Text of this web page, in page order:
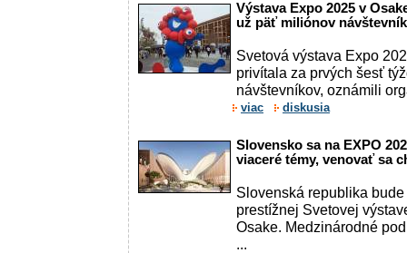
Výstava Expo 2025 v
už päť miliónov
Svetová výstava Expo
privítala za prvých šesť
návštevníkov, oznámili
viac diskusia
Slovensko sa na EXPO
viaceré témy, venovať sa
Slovenská republika
prestížnej Svetovej
Osake. Medzinárodné
...